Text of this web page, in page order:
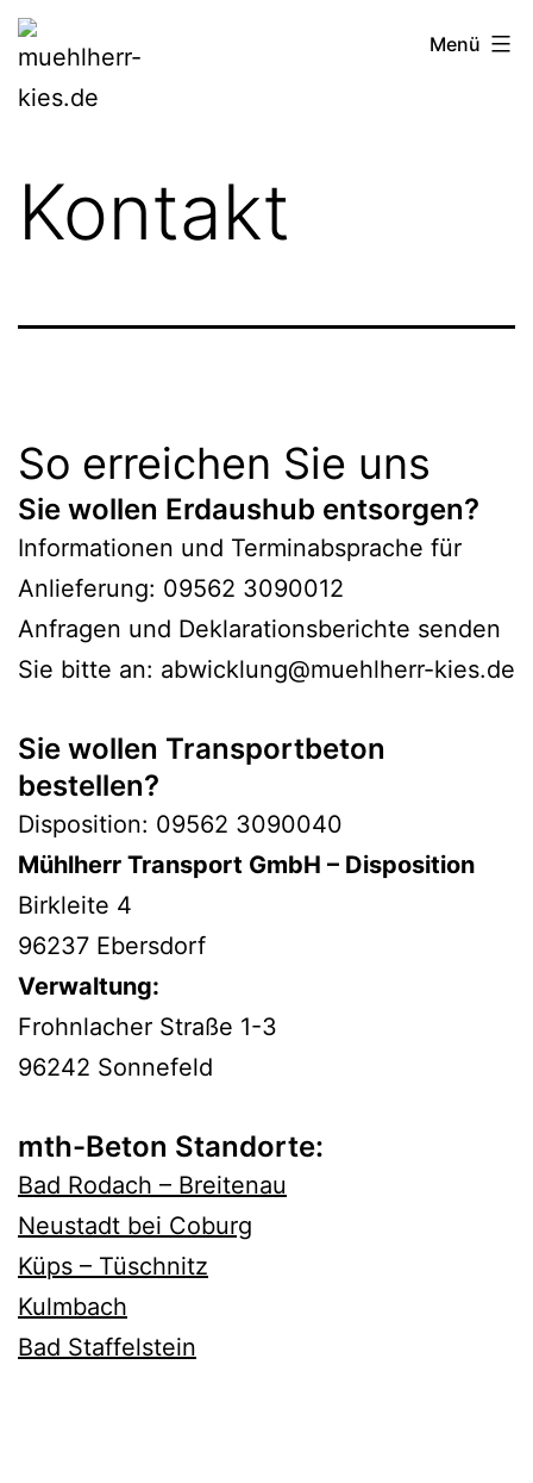
Zum
Inhalt
springen
muehlherr-
kies.de
Menü
Kontakt
So erreichen Sie uns
Sie wollen Erdaushub entsorgen?
Informationen und Terminabsprache für
Anlieferung: 09562 3090012
Anfragen und Deklarationsberichte senden
Sie bitte an: abwicklung@muehlherr-kies.de
Sie wollen Transportbeton
bestellen?
Disposition: 09562 3090040
Mühlherr Transport GmbH – Disposition
Birkleite 4
96237 Ebersdorf
Verwaltung:
Frohnlacher Straße 1-3
96242 Sonnefeld
mth-Beton Standorte:
Bad Rodach – Breitenau
Neustadt bei Coburg
Küps – Tüschnitz
Kulmbach
Bad Staffelstein